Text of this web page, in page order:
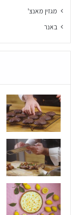
מגזין מאנצ'
באנר